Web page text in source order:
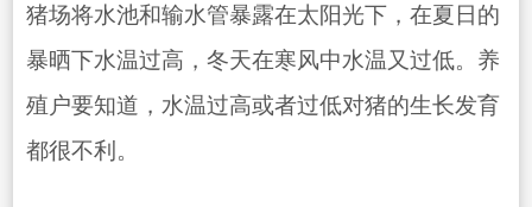
猪场将水池和输水管暴露在太阳光下，在夏日的
暴晒下水温过高，冬天在寒风中水温又过低。养
殖户要知道，水温过高或者过低对猪的生长发育
都很不利。